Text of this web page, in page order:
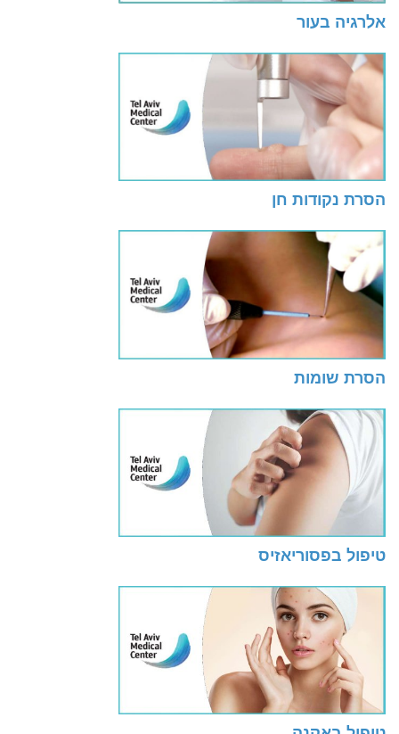
אלרגיה בעור
הסרת נקודות חן
הסרת שומות
טיפול בפסוריאזיס